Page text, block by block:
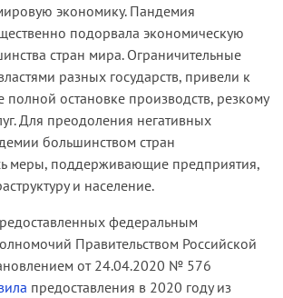
экономику. Пандемия
подорвала экономическую
стран мира. Ограничительные
разных государств, привели к
полной остановке производств, резкому
Для преодоления негативных
большинством стран
меры, поддерживающие предприятия,
и население.
федеральным
Правительством Российской
от 24.04.2020 № 576
предоставления в 2020 году из